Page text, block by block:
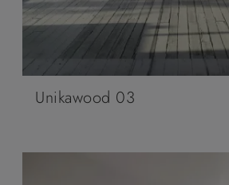
Unikawood 03